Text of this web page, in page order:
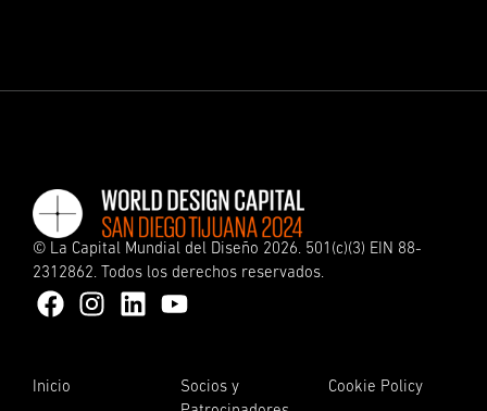
© La Capital Mundial del Diseño 2026. 501(c)(3) EIN 88-
2312862. Todos los derechos reservados.
Inicio
Socios y
Cookie Policy